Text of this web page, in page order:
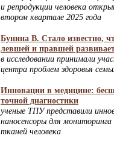
и репродукции человека
втором квартале 2025 года
Бунина В. Стало известно,
левшей и правшей
в исследовании принимали
центра проблем здоровья
Инновации в медицине:
точной диагностики
ученые ТПУ представили
наносенсоры для
тканей человека